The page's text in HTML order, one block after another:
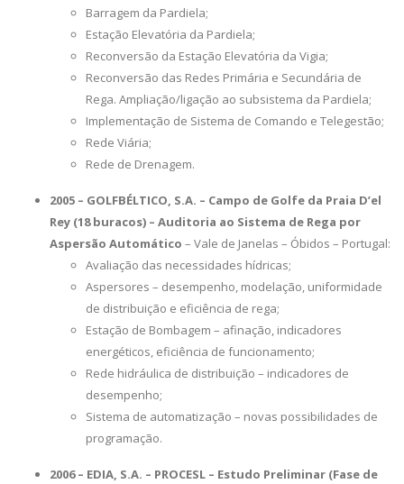
Barragem da Pardiela;
Estação Elevatória da Pardiela;
Reconversão da Estação Elevatória da Vigia;
Reconversão das Redes Primária e Secundária de
Rega. Ampliação/ligação ao subsistema da Pardiela;
Implementação de Sistema de Comando e Telegestão;
Rede Viária;
Rede de Drenagem.
2005 – GOLFBÉLTICO, S.A. – Campo de Golfe da Praia D’el
Rey (18 buracos) – Auditoria ao Sistema de Rega por
Aspersão Automático – Vale de Janelas – Óbidos – Portugal:
Avaliação das necessidades hídricas;
Aspersores – desempenho, modelação, uniformidade
de distribuição e eficiência de rega;
Estação de Bombagem – afinação, indicadores
energéticos, eficiência de funcionamento;
Rede hidráulica de distribuição – indicadores de
desempenho;
Sistema de automatização – novas possibilidades de
programação.
2006 – EDIA, S.A. – PROCESL – Estudo Preliminar (Fase de